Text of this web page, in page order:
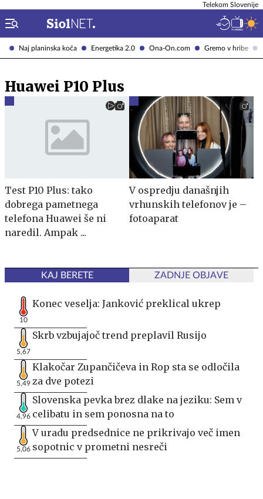
Naj planinska koča Energetika 2.0 Ona-On.com Gremo v hribe
Telekom Slovenije
Huawei P10 Plus
Test P10 Plus: tako
dobrega pametnega
telefona Huawei še ni
naredil. Ampak ...
V ospredju današnjih
vrhunskih telefonov je –
fotoaparat
KAJ BERETE ZADNJE OBJAVE
10
Konec veselja: Janković preklical ukrep
5,67
Skrb vzbujajoč trend preplavil Rusijo
5,49
Klakočar Zupančičeva in Rop sta se odločila
za dve potezi
4,96
Slovenska pevka brez dlake na jeziku: Sem v
celibatu in sem ponosna na to
5,06
V uradu predsednice ne prikrivajo več imen
sopotnic v prometni nesreči